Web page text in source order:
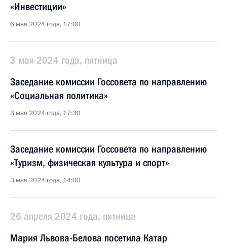
«Инвестиции»
6 мая 2024 года, 17:00
3 мая 2024 года, пятница
Заседание комиссии Госсовета по направлению
«Социальная политика»
3 мая 2024 года, 17:30
Заседание комиссии Госсовета по направлению
«Туризм, физическая культура и спорт»
3 мая 2024 года, 14:00
26 апреля 2024 года, пятница
Мария Львова-Белова посетила Катар